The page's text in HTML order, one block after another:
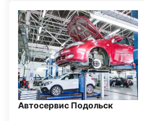
Автосервис Подольск